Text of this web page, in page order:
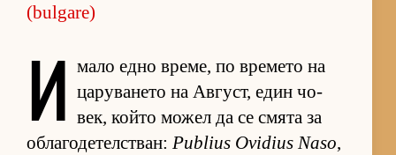
(bulgare)
И мало едно вре­ме, по вре­мето на
ца­ру­ва­нето на Ав­густ, един чо­
век, който мо­жел да се смята за
об­ла­го­де­тел­с­т­ван: Publius Ovidius Naso,